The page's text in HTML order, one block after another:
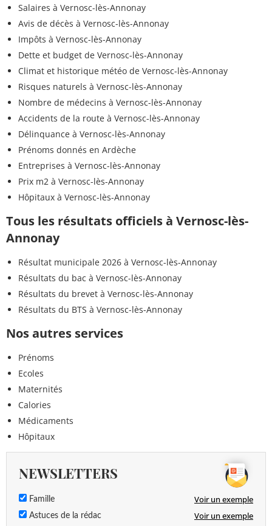
Salaires à Vernosc-lès-Annonay
Avis de décès à Vernosc-lès-Annonay
Impôts à Vernosc-lès-Annonay
Dette et budget de Vernosc-lès-Annonay
Climat et historique météo de Vernosc-lès-Annonay
Risques naturels à Vernosc-lès-Annonay
Nombre de médecins à Vernosc-lès-Annonay
Accidents de la route à Vernosc-lès-Annonay
Délinquance à Vernosc-lès-Annonay
Prénoms donnés en Ardèche
Entreprises à Vernosc-lès-Annonay
Prix m2 à Vernosc-lès-Annonay
Hôpitaux à Vernosc-lès-Annonay
Tous les résultats officiels à Vernosc-lès-
Annonay
Résultat municipale 2026 à Vernosc-lès-Annonay
Résultats du bac à Vernosc-lès-Annonay
Résultats du brevet à Vernosc-lès-Annonay
Résultats du BTS à Vernosc-lès-Annonay
Nos autres services
Prénoms
Ecoles
Maternités
Calories
Médicaments
Hôpitaux
NEWSLETTERS
Famille Voir un exemple
Astuces de la rédac Voir un exemple